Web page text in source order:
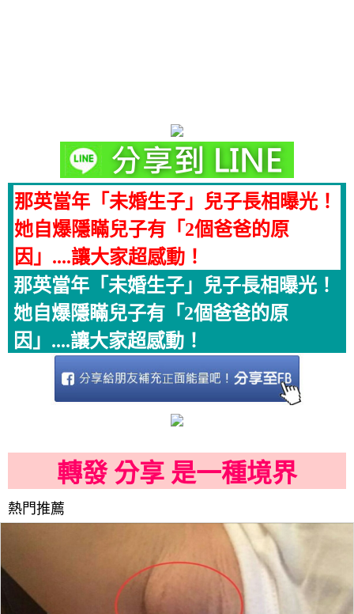
那英當年「未婚生子」兒子長相曝光！
她自爆隱瞞兒子有「2個爸爸的原
因」....讓大家超感動！
那英當年「未婚生子」兒子長相曝光！
她自爆隱瞞兒子有「2個爸爸的原
因」....讓大家超感動！
轉發 分享 是一種境界
熱門推薦